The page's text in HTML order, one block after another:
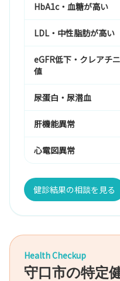
HbA1c・血糖が高い
LDL・中性脂肪が高い
eGFR低下・クレアチ
値
尿蛋白・尿潜血
肝機能異常
心電図異常
健診結果の相談を見る
Health Checkup
守口市の特定